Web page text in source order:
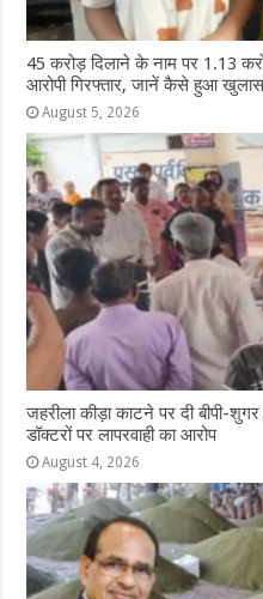
45 करोड़ दिलाने के नाम पर 1.13
आरोपी गिरफ्तार, जानें कैसे हुआ
August 5, 2026
जहरीला कीड़ा काटने पर दी बीपी-
डॉक्टरों पर लापरवाही का आरोप
August 4, 2026